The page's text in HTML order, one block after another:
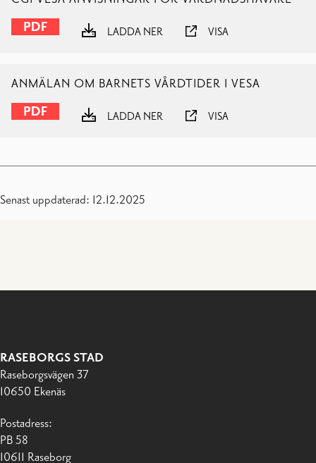
LADDA NER VISA
ANMÄLAN OM BARNETS VÅRDTIDER I VESA
LADDA NER VISA
Senast uppdaterad: 12.12.2025
RASEBORGS STAD
Raseborgsvägen 37
10650 Ekenäs
Postadress:
PB 58
10611 Raseborg